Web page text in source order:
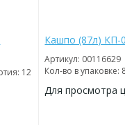
12
Кашпо (87л) КП-
Артикул: 00116629
Кол-во в упаковке:
Для просмотра